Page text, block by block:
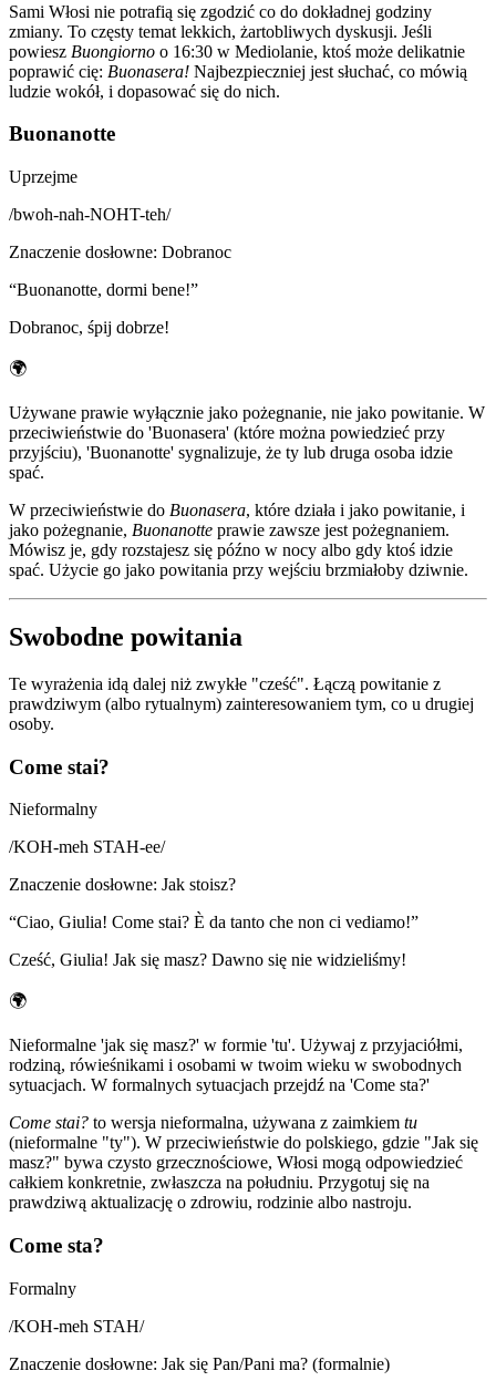
Sami Włosi nie potrafią się zgodzić co do dokładnej godziny
zmiany. To częsty temat lekkich, żartobliwych dyskusji. Jeśli
powiesz Buongiorno o 16:30 w Mediolanie, ktoś może delikatnie
poprawić cię: Buonasera! Najbezpieczniej jest słuchać, co mówią
ludzie wokół, i dopasować się do nich.
Buonanotte
Uprzejme
/bwoh-nah-NOHT-teh/
Znaczenie dosłowne: Dobranoc
“Buonanotte, dormi bene!”
Dobranoc, śpij dobrze!
🌍
Używane prawie wyłącznie jako pożegnanie, nie jako powitanie. W
przeciwieństwie do 'Buonasera' (które można powiedzieć przy
przyjściu), 'Buonanotte' sygnalizuje, że ty lub druga osoba idzie
spać.
W przeciwieństwie do Buonasera, które działa i jako powitanie, i
jako pożegnanie, Buonanotte prawie zawsze jest pożegnaniem.
Mówisz je, gdy rozstajesz się późno w nocy albo gdy ktoś idzie
spać. Użycie go jako powitania przy wejściu brzmiałoby dziwnie.
Swobodne powitania
Te wyrażenia idą dalej niż zwykłe "cześć". Łączą powitanie z
prawdziwym (albo rytualnym) zainteresowaniem tym, co u drugiej
osoby.
Come stai?
Nieformalny
/KOH-meh STAH-ee/
Znaczenie dosłowne: Jak stoisz?
“Ciao, Giulia! Come stai? È da tanto che non ci vediamo!”
Cześć, Giulia! Jak się masz? Dawno się nie widzieliśmy!
🌍
Nieformalne 'jak się masz?' w formie 'tu'. Używaj z przyjaciółmi,
rodziną, rówieśnikami i osobami w twoim wieku w swobodnych
sytuacjach. W formalnych sytuacjach przejdź na 'Come sta?'
Come stai? to wersja nieformalna, używana z zaimkiem tu
(nieformalne "ty"). W przeciwieństwie do polskiego, gdzie "Jak się
masz?" bywa czysto grzecznościowe, Włosi mogą odpowiedzieć
całkiem konkretnie, zwłaszcza na południu. Przygotuj się na
prawdziwą aktualizację o zdrowiu, rodzinie albo nastroju.
Come sta?
Formalny
/KOH-meh STAH/
Znaczenie dosłowne: Jak się Pan/Pani ma? (formalnie)